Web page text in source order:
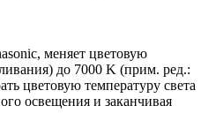
меняет цветовую
до 7000 K (прим. ред.:
цветовую температуру света
освещения и заканчивая